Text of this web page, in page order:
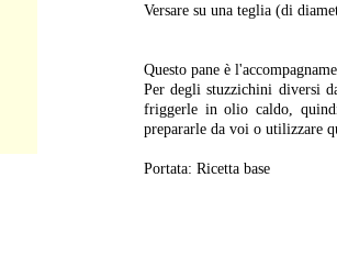
Versare su una teglia (di
Questo pane è
Per degli stuzzichini diversi
friggerle in olio caldo, quindi
prepararle da voi o utilizzare
Portata: Ricetta base